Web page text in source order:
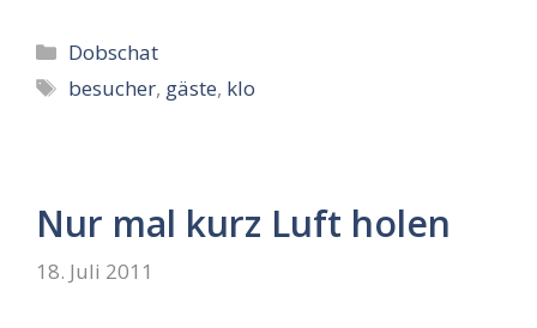
Kategorien
Dobschat
Schlagwörter
besucher, gäste, klo
Nur mal kurz Luft holen
18. Juli 2011